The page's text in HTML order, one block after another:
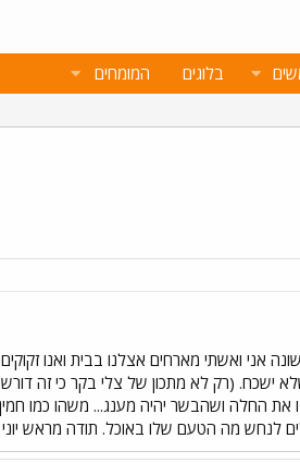
בלוגים המומחים
שלא ישכח. (רק לא מתכון של צלי בקר כי זה
לנחש מה הטעם שלו באוכל. תודה מראש יוני